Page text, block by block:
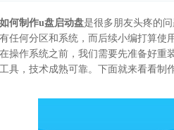
如何制作u盘启动盘是很多朋友头疼的
有任何分区和系统，而后续小编打算使
在操作系统之前，我们需要先准备好重
工具，技术成熟可靠。下面就来看看制